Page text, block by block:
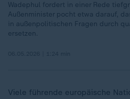
Wadephul fordert in einer Rede
Außenminister pocht etwa darauf,
in außenpolitischen Fragen durch
ersetzen.
Viele führende europäische